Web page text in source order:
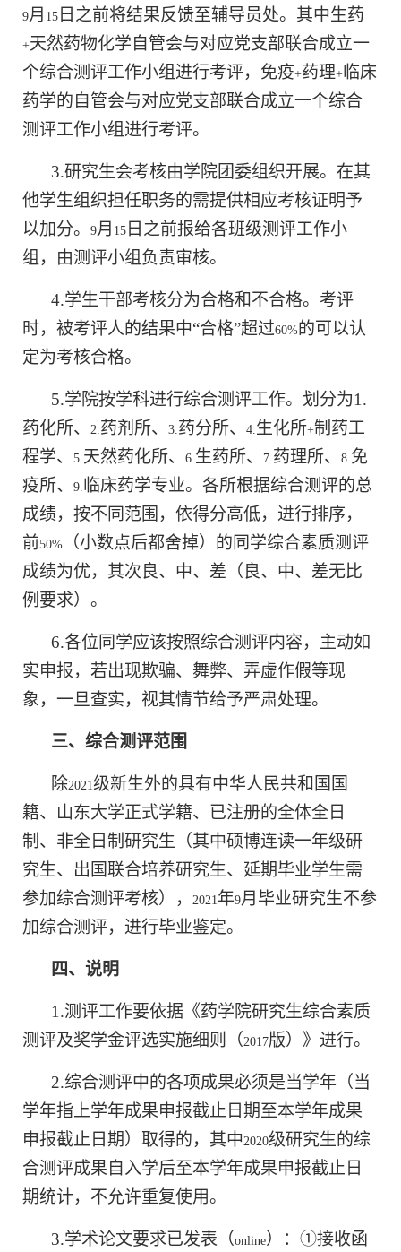
9月 15 日之前将结果反馈至辅导员处。其中生药
+天然药物化学自管会与对应党支部联合成立一
个综合测评工作小组进行考评，免疫+药理+临床
药学的自管会与对应党支部联合成立一个综合
测评工作小组进行考评。
3.研究生会考核由学院团委组织开展。在其
他学生组织担任职务的需提供相应考核证明予
以加分。
9月 15 日之前报给各班级测评工作小
组，由测评小组负责审核。
4.学生干部考核分为合格和不合格。考评
时，被考评人的结果中“合格”超过60%的可以认
定为考核合格。
5.学院按学科进行综合测评工作。划分为1.
药化所、
2.药剂所、 3.药分所、 4.生化所+制药工
程学、
5.天然药化所、 6.生药所、 7.药理所、 8.免
疫所、
9.临床药学专业。各所根据综合测评的总
成绩，按不同范围，依得分高低，进行排序，
前50%
（小数点后都舍掉）的同学综合素质测评
成绩为优，其次良、中、差（良、中、差无比
例要求）。
6.各位同学应该按照综合测评内容，主动如
实申报，若出现欺骗、舞弊、弄虚作假等现
象，一旦查实，视其情节给予严肃处理。
三、综合测评范围
除2021级新生外的具有中华人民共和国国
籍、山东大学正式学籍、已注册的全体全日
制、非全日制研究生（其中硕博连读一年级研
究生、出国联合培养研究生、延期毕业学生需
参加综合测评考核），
2021年9月毕业研究生不参
加综合测评，进行毕业鉴定。
四、说明
1.测评工作要依据《药学院研究生综合素质
测评及奖学金评选实施细则（2017版）》进行。
2.综合测评中的各项成果必须是当学年（当
学年指上学年成果申报截止日期至本学年成果
申报截止日期）取得的，其中2020级研究生的综
合测评成果自入学后至本学年成果申报截止日
期统计，不允许重复使用。
3.学术论文要求已发表（online）： ①接收函